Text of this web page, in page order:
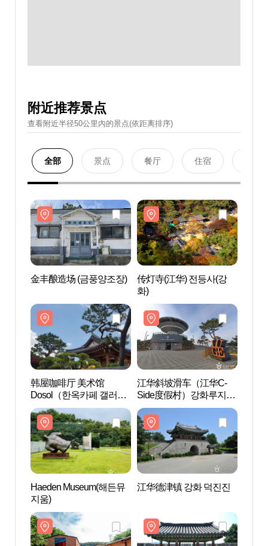
附近推荐景点
查看附近半径50公里內的景点(依距离排序)
全部 景点 餐厅 住宿
金丰酿造场 (금풍양조장)
传灯寺(江华) 전등사(강
화)
韩屋咖啡厅 美术馆
Dosol（한옥카페 갤러리
도솔）
江华斜坡滑车（江华C-
Side度假村）강화루지
(강화씨사이드리조트)
Haeden Museum(해든뮤
지움)
江华德津镇 강화 덕진진